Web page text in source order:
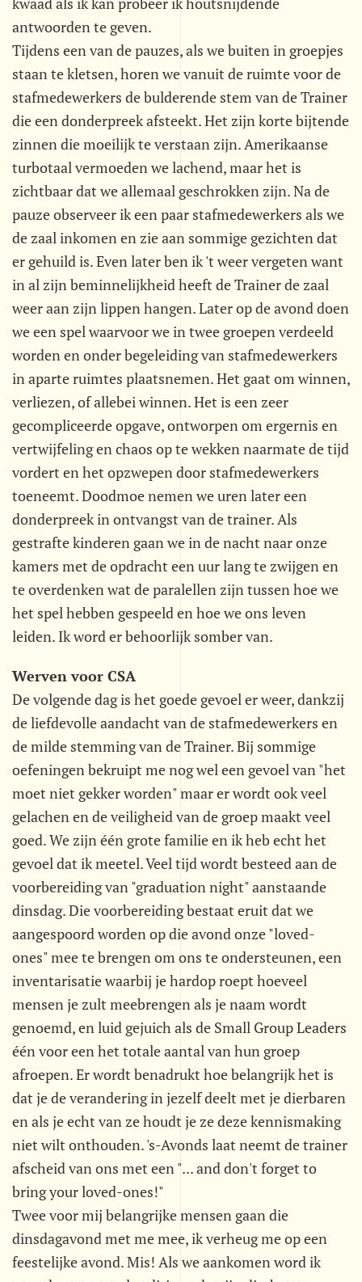
antwoorden te geven.
Tijdens een van de pauzes, als we buiten in groepjes
staan te kletsen, horen we vanuit de ruimte voor de
stafmedewerkers de bulderende stem van de Trainer
die een donderpreek afsteekt. Het zijn korte bijtende
zinnen die moeilijk te verstaan zijn. Amerikaanse
turbotaal vermoeden we lachend, maar het is
zichtbaar dat we allemaal geschrokken zijn. Na de
pauze observeer ik een paar stafmedewerkers als we
de zaal inkomen en zie aan sommige gezichten dat
er gehuild is. Even later ben ik 't weer vergeten want
in al zijn beminnelijkheid heeft de Trainer de zaal
weer aan zijn lippen hangen. Later op de avond doen
we een spel waarvoor we in twee groepen verdeeld
worden en onder begeleiding van stafmedewerkers
in aparte ruimtes plaatsnemen. Het gaat om winnen,
verliezen, of allebei winnen. Het is een zeer
gecompliceerde opgave, ontworpen om ergernis en
vertwijfeling en chaos op te wekken naarmate de tijd
vordert en het opzwepen door stafmedewerkers
toeneemt. Doodmoe nemen we uren later een
donderpreek in ontvangst van de trainer. Als
gestrafte kinderen gaan we in de nacht naar onze
kamers met de opdracht een uur lang te zwijgen en
te overdenken wat de paralellen zijn tussen hoe we
het spel hebben gespeeld en hoe we ons leven
leiden. Ik word er behoorlijk somber van.
Werven voor CSA
De volgende dag is het goede gevoel er weer, dankzij
de liefdevolle aandacht van de stafmedewerkers en
de milde stemming van de Trainer. Bij sommige
oefeningen bekruipt me nog wel een gevoel van "het
moet niet gekker worden" maar er wordt ook veel
gelachen en de veiligheid van de groep maakt veel
goed. We zijn één grote familie en ik heb echt het
gevoel dat ik meetel. Veel tijd wordt besteed aan de
voorbereiding van "graduation night" aanstaande
dinsdag. Die voorbereiding bestaat eruit dat we
aangespoord worden op die avond onze "loved-
ones" mee te brengen om ons te ondersteunen, een
inventarisatie waarbij je hardop roept hoeveel
mensen je zult meebrengen als je naam wordt
genoemd, en luid gejuich als de Small Group Leaders
één voor een het totale aantal van hun groep
afroepen. Er wordt benadrukt hoe belangrijk het is
dat je de verandering in jezelf deelt met je dierbaren
en als je echt van ze houdt je ze deze kennismaking
niet wilt onthouden. 's-Avonds laat neemt de trainer
afscheid van ons met een "... and don't forget to
bring your loved-ones!"
Twee voor mij belangrijke mensen gaan die
dinsdagavond met me mee, ik verheug me op een
feestelijke avond. Mis! Als we aankomen word ik